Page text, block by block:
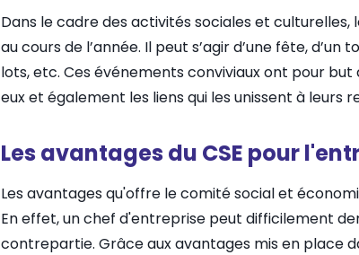
Dans le cadre des activités sociales et culturelles,
au cours de l’année. Il peut s’agir d’une fête,
lots, etc. Ces événements conviviaux ont pour
eux et également les liens qui les unissent à leurs
Les avantages du CSE pour
Les avantages qu'offre le comité social et
En effet, un chef d'entreprise peut difficilement
contrepartie. Grâce aux avantages mis en place